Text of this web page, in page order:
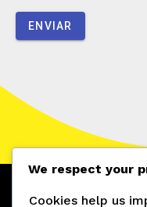
ENVIAR
We respect your
Cookies help us